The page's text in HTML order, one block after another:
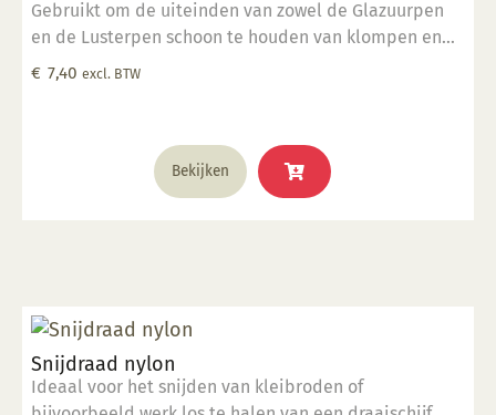
Gebruikt om de uiteinden van zowel de Glazuurpen
en de Lusterpen schoon te houden van klompen en
deeltjes.
€ 7,40 excl. BTW
Bekijken
Snijdraad nylon
Ideaal voor het snijden van kleibroden of